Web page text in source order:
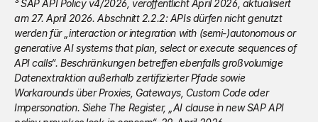
³ SAP API Policy v4/2026, veröffentlicht April 2026, aktualisiert
am 27. April 2026. Abschnitt 2.2.2: APIs dürfen nicht genutzt
werden für „interaction or integration with (semi-)autonomous or
generative AI systems that plan, select or execute sequences of
API calls“. Beschränkungen betreffen ebenfalls großvolumige
Datenextraktion außerhalb zertifizierter Pfade sowie
Workarounds über Proxies, Gateways, Custom Code oder
Impersonation. Siehe The Register, „AI clause in new SAP API